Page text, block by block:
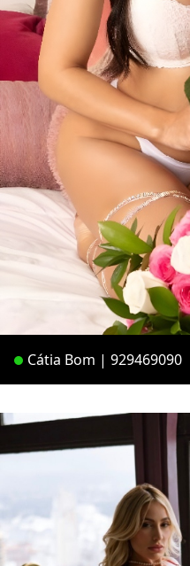
Cátia Bom | 929469090